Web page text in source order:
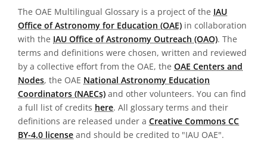
The OAE Multilingual Glossary is a project of the IAU
Office of Astronomy for Education (OAE) in collaboration
with the IAU Office of Astronomy Outreach (OAO). The
terms and definitions were chosen, written and reviewed
by a collective effort from the OAE, the OAE Centers and
Nodes, the OAE National Astronomy Education
Coordinators (NAECs) and other volunteers. You can find
a full list of credits here. All glossary terms and their
definitions are released under a Creative Commons CC
BY-4.0 license and should be credited to "IAU OAE".